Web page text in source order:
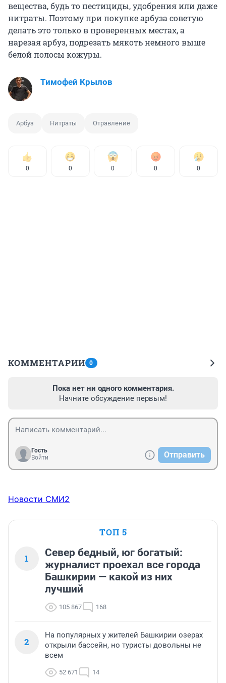
вещества, будь то пестициды, удобрения или даже
нитраты. Поэтому при покупке арбуза советую
делать это только в проверенных местах, а
нарезая арбуз, подрезать мякоть немного выше
белой полосы кожуры.
Тимофей Крылов
Арбуз Нитраты Отравление
0 0 0 0 0
КОММЕНТАРИИ 0
Пока нет ни одного комментария.
Начните обсуждение первым!
Гость
Войти
Отправить
Новости СМИ2
ТОП 5
1
Север бедный, юг богатый:
журналист проехал все города
Башкирии — какой из них
лучший
105 867 168
2
На популярных у жителей Башкирии озерах
открыли бассейн, но туристы довольны не
всем
52 671 14